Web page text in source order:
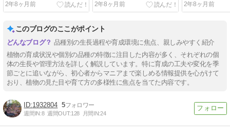
2年8ヶ月前 2年8ヶ月前 2年8ヶ月前
このブログのここがポイント
品種別の生長過程や育成環境に焦点、親しみやすく紹介
植物の育成状況や個別の品種の特徴に注目した内容が多く、それぞれの個
体の生長や管理方法を詳しく解説しています。特に育成の工夫や変化を季
節ごとに追いながら、初心者からマニアまで楽しめる情報提供を心がけて
おり、植物の見た目や育て方の多様性に焦点を当てた内容です。
1932804 5
週間IN:8 週間OUT:128 月間IN:24